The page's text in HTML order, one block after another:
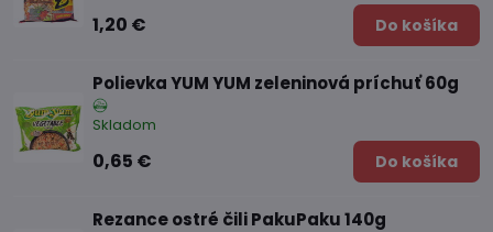
1,20 € Do košíka
Polievka YUM YUM zeleninová príchuť 60g
Skladom
0,65 € Do košíka
Rezance ostré čili PakuPaku 140g